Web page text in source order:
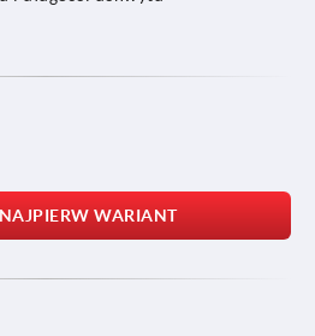
WARIANT